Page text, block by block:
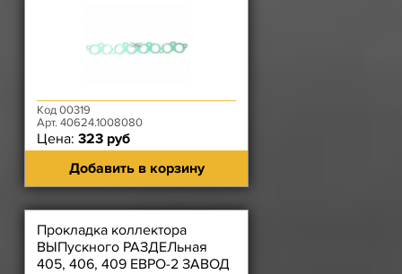
Код 00319
Арт. 40624.1008080
Цена: 323 руб
Добавить в корзину
Прокладка коллектора
ВЫПускного РАЗДЕЛьная
405, 406, 409 ЕВРО-2 ЗАВОД